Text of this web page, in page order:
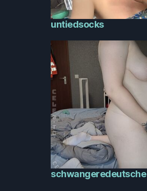
untiedsocks
schwangeredeutsche